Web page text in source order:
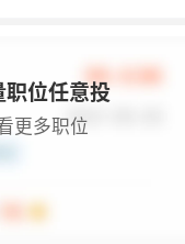
位任意投
更多职位